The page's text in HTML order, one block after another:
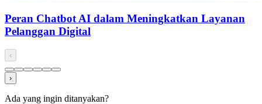
Peran Chatbot AI dalam Meningkatkan Layanan
Pelanggan Digital
‹
›
Ada yang ingin ditanyakan?